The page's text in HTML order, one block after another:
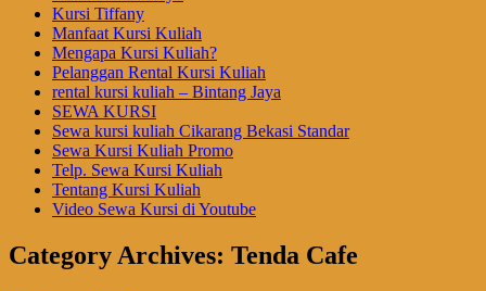
Kursi Tiffany
Manfaat Kursi Kuliah
Mengapa Kursi Kuliah?
Pelanggan Rental Kursi Kuliah
rental kursi kuliah – Bintang Jaya
SEWA KURSI
Sewa kursi kuliah Cikarang Bekasi Standar
Sewa Kursi Kuliah Promo
Telp. Sewa Kursi Kuliah
Tentang Kursi Kuliah
Video Sewa Kursi di Youtube
Category Archives: Tenda Cafe